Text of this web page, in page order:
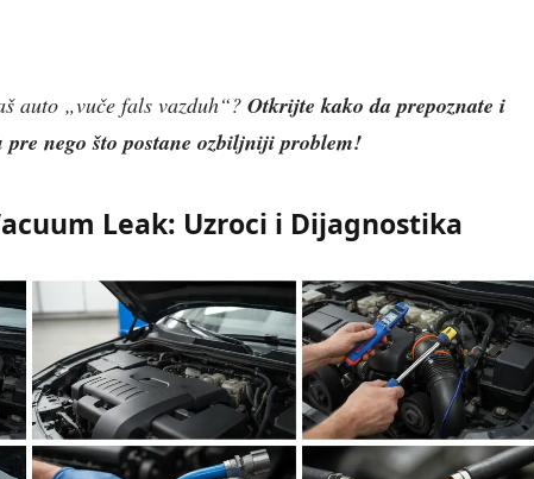
auto „vuče fals vazduh“? Otkrijte kako da prepoznate i
pre nego što postane ozbiljniji problem!
Leak: Uzroci i Dijagnostika